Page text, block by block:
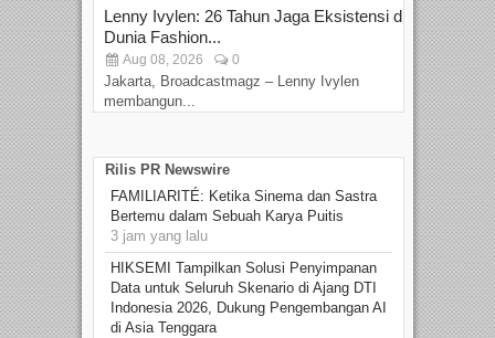
Lenny Ivylen: 26 Tahun Jaga Eksistensi di
Dunia Fashion...
Aug 08, 2026 0
Jakarta, Broadcastmagz – Lenny Ivylen
membangun...
Rilis PR Newswire
FAMILIARITÉ: Ketika Sinema dan Sastra
Bertemu dalam Sebuah Karya Puitis
3 jam yang lalu
HIKSEMI Tampilkan Solusi Penyimpanan
Data untuk Seluruh Skenario di Ajang DTI
Indonesia 2026, Dukung Pengembangan AI
di Asia Tenggara